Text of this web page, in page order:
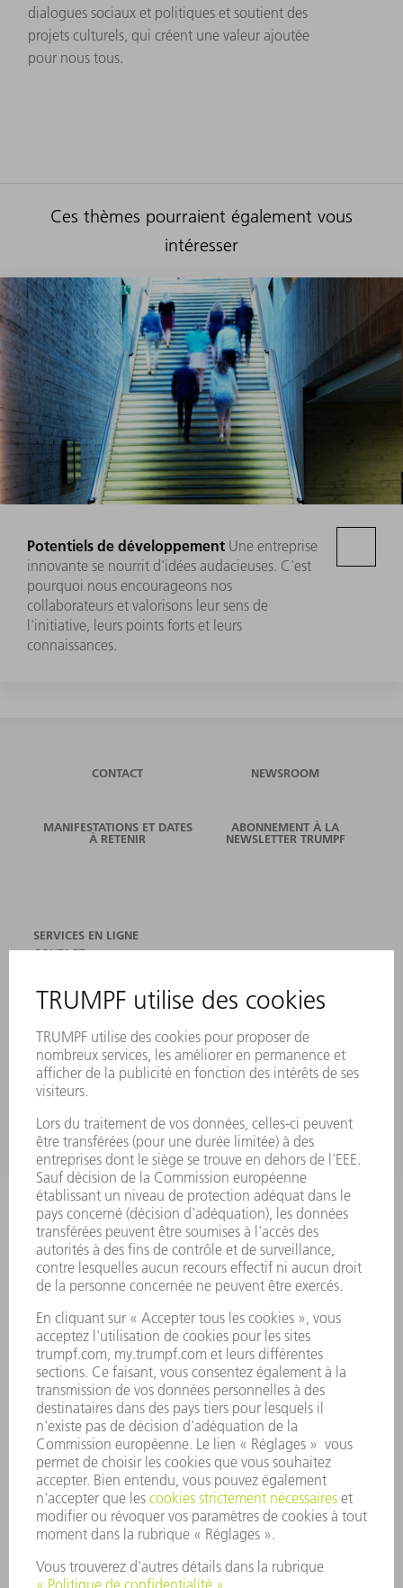
dialogues sociaux et politiques et soutient des
projets culturels, qui créent une valeur ajoutée
pour nous tous.
Ces thèmes pourraient également vous
intéresser
Potentiels de développement Une entreprise
innovante se nourrit d'idées audacieuses. C'est
pourquoi nous encourageons nos
collaborateurs et valorisons leur sens de
l'initiative, leurs points forts et leurs
connaissances.
CONTACT NEWSROOM
MANIFESTATIONS ET DATES
À RETENIR
ABONNEMENT À LA
NEWSLETTER TRUMPF
SERVICES EN LIGNE
CONTACT
MANIFESTATIONS ET DATES À RETENIR
INSCRIPTION À LA NEWSLETTER
PRODUITS
MACHINES & SYSTÈMES
LASER
ELECTRONIQUE DE PUISSANCE
OUTILS ÉLECTRIQUES
SMART FACTORY
LOGICIEL
SERVICES
APPLICATIONS
SECTEURS D'ACTIVITÉ
ENTREPRISE
CARRIÈRE
OFFRES D'EMPLOI
PROFIL DE L'ENTREPRISE
CONSEIL D'ADMINISTRATION
RAPPORT ANNUEL
PRINCIPES FONDAMENTAUX DE L'ENTREPRISE
CONFORMITÉ
SYSTÈME D'ALERTE
SÉCURITÉ
COMMUNIQUÉS DE PRESSE
MAGAZINE
DURABILITÉ
ENVIRONNEMENT ET CLIMAT
SOCIAL ET SOCIÉTÉ
GESTION D'ENTREPRISE